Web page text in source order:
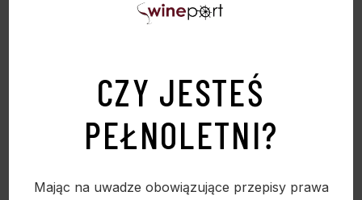
CZY JESTEŚ
PEŁNOLETNI?
Mając na uwadze obowiązujące przepisy prawa